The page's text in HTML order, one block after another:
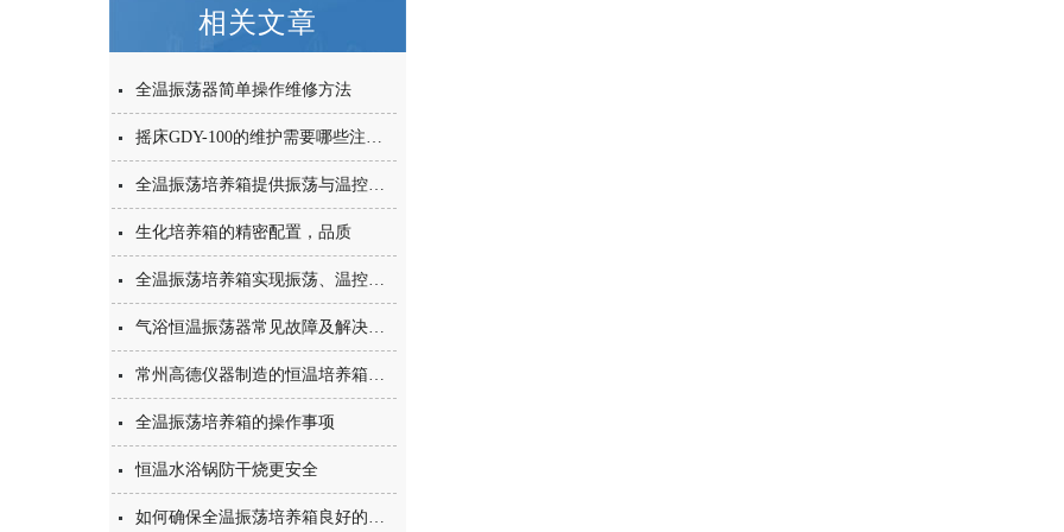
相关文章
全温振荡器简单操作维修方法
摇床GDY-100的维护需要哪些注意事项？
全温振荡培养箱提供振荡与温控的准确控制
生化培养箱的精密配置，品质
全温振荡培养箱实现振荡、温控智能模块控制
气浴恒温振荡器常见故障及解决方法
常州高德仪器制造的恒温培养箱的规格种类
全温振荡培养箱的操作事项
恒温水浴锅防干烧更安全
如何确保全温振荡培养箱良好的恒温效果？